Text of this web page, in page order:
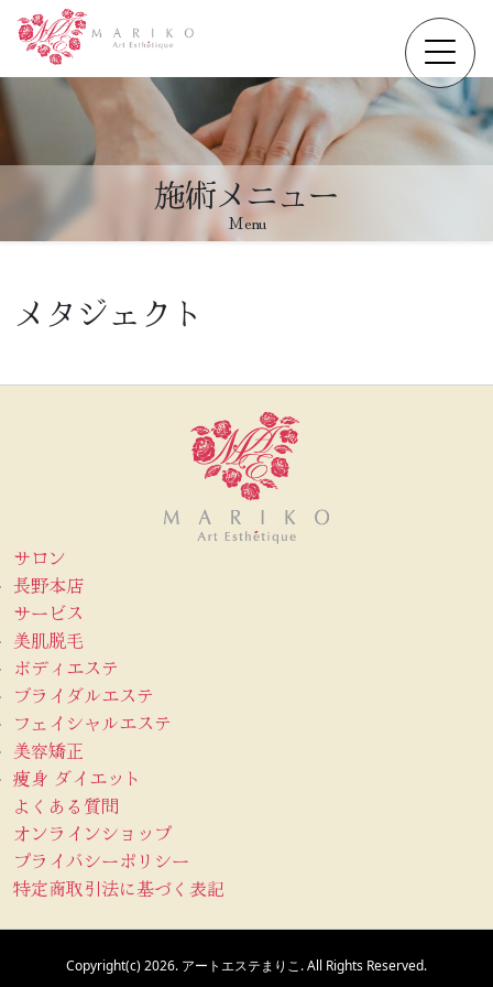
施術メニュー
Menu
メタジェクト
サロン
長野本店
サービス
美肌脱毛
ボディエステ
ブライダルエステ
フェイシャルエステ
美容矯正
痩身 ダイエット
よくある質問
オンラインショップ
プライバシーポリシー
特定商取引法に基づく表記
Copyright(c) 2026. アートエステまりこ.All Rights Reserved.